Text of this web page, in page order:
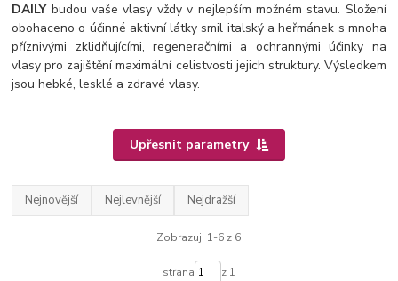
DAILYbudou vaše vlasy vždy v nejlepším možném stavu. Složení
obohaceno o účinné aktivní látky smil italský a heřmánek s mnoha
příznivými zklidňujícími, regeneračními a ochrannými účinky na
vlasy pro zajištění maximální celistvosti jejich struktury. Výsledkem
jsou hebké, lesklé a zdravé vlasy.
Upřesnit parametry
Nejnovější Nejlevnější Nejdražší
Zobrazuji 1-6 z 6
strana z 1